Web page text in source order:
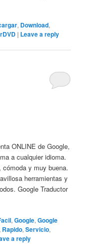
, Download,
| Leave a reply
ONLINE de Google,
a cualquier idioma.
cómoda y muy buena.
herramientas y
Google Traductor
,Google,Google
Rapido,Servicio,
a reply